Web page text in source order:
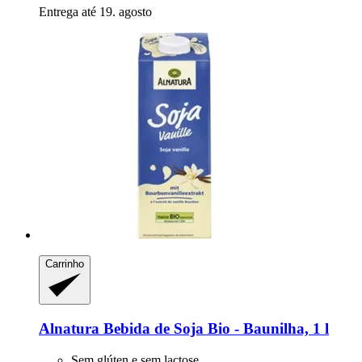
Entrega até 19. agosto
Carrinho
Alnatura Bebida de Soja Bio -​ Baunilha, 1 l